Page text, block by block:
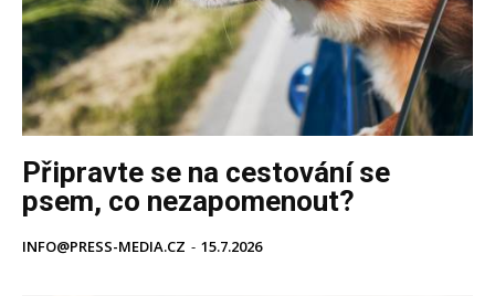
Připravte se na cestování se
psem, co nezapomenout?
INFO@PRESS-MEDIA.CZ - 15.7.2026